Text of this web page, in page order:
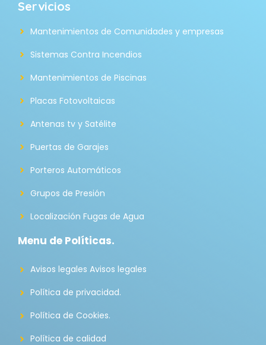
Servicios
Mantenimientos de Comunidades y empresas
Sistemas Contra Incendios
Mantenimientos de Piscinas
Placas Fotovoltaicas
Antenas tv y Satélite
Puertas de Garajes
Porteros Automáticos
Grupos de Presión
Localización Fugas de Agua
Menu de Políticas.
Avisos legales Avisos legales
Política de privacidad.
Política de Cookies.
Política de calidad